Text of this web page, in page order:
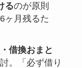
るのが原則
ヶ月残るた
借換おまと
。「必ず借り